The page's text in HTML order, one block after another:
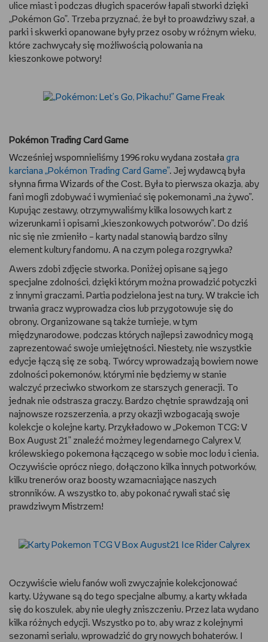
ulice miast i podczas długich spacerów łapali stworki dzięki
„Pokémon Go”. Trzeba przyznać, że był to proawdziwy szał, a
parki i skwerki opanowane były przez osoby w różnym wieku,
które zachwycały się możliwością polowania na
kieszonkowe potwory!
Pokémon Trading Card Game
Wcześniej wspomnieliśmy 1996 roku wydana została gra
karciana „Pokémon Trading Card Game”. Jej wydawcą była
słynna firma Wizards of the Cost. Była to pierwsza okazja, aby
fani mogli zdobywać i wymieniać się pokemonami „na żywo”.
Kupując zestawy, otrzymywaliśmy kilka losowych kart z
wizerunkami i opisami „kieszonkowych potworów”. Do dziś
nic się nie zmieniło – karty nadal stanowią bardzo silny
element kultury fandomu. A na czym polega rozgrywka?
Awers zdobi zdjęcie stworka. Poniżej opisane są jego
specjalne zdolności, dzięki którym można prowadzić potyczki
z innymi graczami. Partia podzielona jest na tury. W trakcie ich
trwania gracz wyprowadza cios lub przygotowuje się do
obrony. Organizowane są także turnieje, w tym
międzynarodowe, podczas których najlepsi zawodnicy mogą
zaprezentować swoje umiejętności. Niestety, nie wszystkie
edycje łączą się ze sobą. Twórcy wprowadzają bowiem nowe
zdolności pokemonów, którymi nie będziemy w stanie
walczyć przeciwko stworkom ze starszych generacji. To
jednak nie odstrasza graczy. Bardzo chętnie sprawdzają oni
najnowsze rozszerzenia, a przy okazji wzbogacają swoje
kolekcje o kolejne karty. Przykładowo w „Pokemon TCG: V
Box August 21” znaleźć możmey legendarnego Calyrex V,
królewskiego pokemona łączącego w sobie moc lodu i cienia.
Oczywiście oprócz niego, dołączono kilka innych potworków,
kilku trenerów oraz boosty wzamacniające naszych
stronników. A wszystko to, aby pokonać rywali stać się
prawdziwym Mistrzem!
Oczywiście wielu fanów woli zwyczajnie kolekcjonować
karty. Używane są do tego specjalne albumy, a karty wkłada
się do koszulek, aby nie uległy zniszczeniu. Przez lata wydano
kilka różnych edycji. Wszystko po to, aby wraz z kolejnymi
sezonami serialu, wprowadzić do gry nowych bohaterów. I